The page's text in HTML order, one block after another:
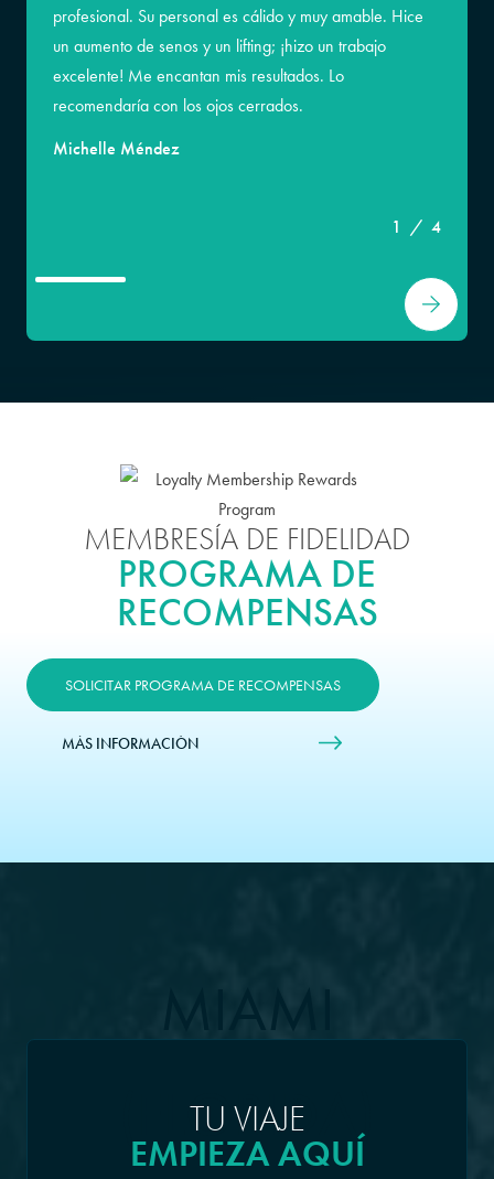
profesional. Su personal es cálido y muy amable. Hice
un aumento de senos y un lifting; ¡hizo un trabajo
excelente! Me encantan mis resultados. Lo
recomendaría con los ojos cerrados.
Michelle Méndez
Yessenia V.
1 / 4
MEMBRESÍA DE FIDELIDAD
PROGRAMA DE
RECOMPENSAS
SOLICITAR PROGRAMA DE RECOMPENSAS
MÁS INFORMACIÓN
MIAMI
(FLORIDA)
TU VIAJE
EMPIEZA AQUÍ